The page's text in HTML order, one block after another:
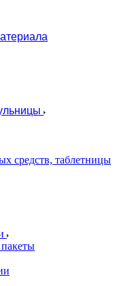
средств, таблетницы